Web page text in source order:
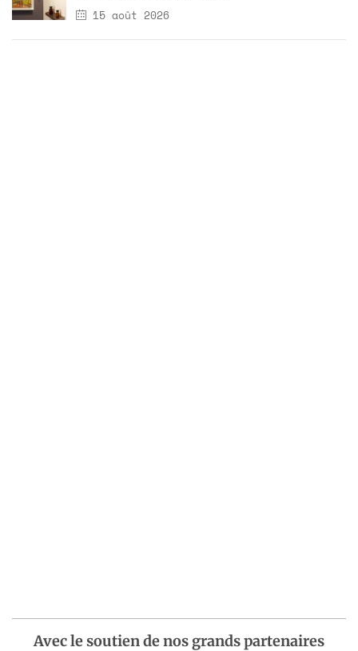
15 août 2026
Avec le soutien de nos grands partenaires